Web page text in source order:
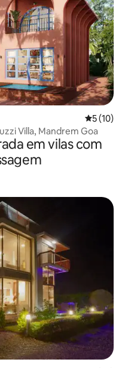
5 de uma
5 (10)
Villa, Mandrem Goa
em vilas com